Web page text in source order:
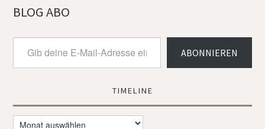
BLOG ABO
deine
E-
ABONNIEREN
TIMELINE
Timeline